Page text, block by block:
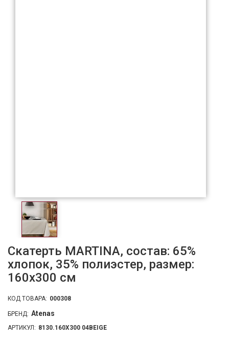
Скатерть MARTINA, состав: 65%
хлопок, 35% полиэстер, размер:
160х300 см
КОД ТОВАРА: 000308
БРЕНД: Atenas
АРТИКУЛ: 8130.160X300 04BEIGE